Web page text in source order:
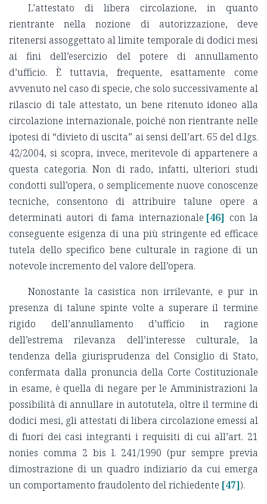
L’attestato di libera circolazione, in quanto
rientrante nella nozione di autorizzazione, deve
ritenersi assoggettato al limite temporale di dodici mesi
ai fini dell’esercizio del potere di annullamento
d’ufficio. È tuttavia, frequente, esattamente come
avvenuto nel caso di specie, che solo successivamente al
rilascio di tale attestato, un bene ritenuto idoneo alla
circolazione internazionale, poiché non rientrante nelle
ipotesi di “divieto di uscita” ai sensi dell’art. 65 del d.lgs.
42/2004, si scopra, invece, meritevole di appartenere a
questa categoria. Non di rado, infatti, ulteriori studi
condotti sull’opera, o semplicemente nuove conoscenze
tecniche, consentono di attribuire talune opere a
determinati autori di fama internazionale [46] con la
conseguente esigenza di una più stringente ed efficace
tutela dello specifico bene culturale in ragione di un
notevole incremento del valore dell’opera.
Nonostante la casistica non irrilevante, e pur in
presenza di talune spinte volte a superare il termine
rigido dell’annullamento d’ufficio in ragione
dell’estrema rilevanza dell’interesse culturale, la
tendenza della giurisprudenza del Consiglio di Stato,
confermata dalla pronuncia della Corte Costituzionale
in esame, è quella di negare per le Amministrazioni la
possibilità di annullare in autotutela, oltre il termine di
dodici mesi, gli attestati di libera circolazione emessi al
di fuori dei casi integranti i requisiti di cui all’art. 21
nonies comma 2 bis l. 241/1990 (pur sempre previa
dimostrazione di un quadro indiziario da cui emerga
un comportamento fraudolento del richiedente [47]).